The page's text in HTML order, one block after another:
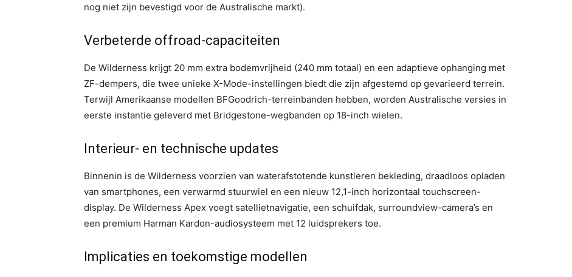
nog niet zijn bevestigd voor de Australische markt).
Verbeterde offroad-capaciteiten
De Wilderness krijgt 20 mm extra bodemvrijheid (240 mm totaal) en een adaptieve ophanging met
ZF-dempers, die twee unieke X-Mode-instellingen biedt die zijn afgestemd op gevarieerd terrein.
Terwijl Amerikaanse modellen BFGoodrich-terreinbanden hebben, worden Australische versies in
eerste instantie geleverd met Bridgestone-wegbanden op 18-inch wielen.
Interieur- en technische updates
Binnenin is de Wilderness voorzien van waterafstotende kunstleren bekleding, draadloos opladen
van smartphones, een verwarmd stuurwiel en een nieuw 12,1-inch horizontaal touchscreen-
display. De Wilderness Apex voegt satellietnavigatie, een schuifdak, surroundview-camera’s en
een premium Harman Kardon-audiosysteem met 12 luidsprekers toe.
Implicaties en toekomstige modellen